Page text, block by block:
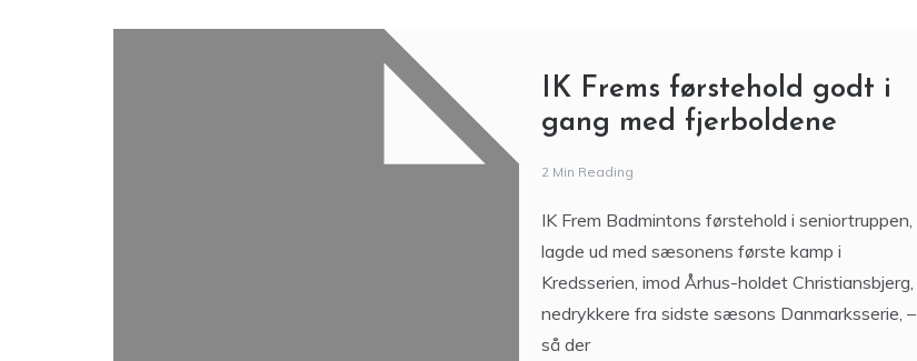
IK Frems førstehold godt i
gang med fjerboldene
2 Min Reading
IK Frem Badmintons førstehold i seniortruppen,
lagde ud med sæsonens første kamp i
Kredsserien, imod Århus-holdet Christiansbjerg,
nedrykkere fra sidste sæsons Danmarksserie, –
så der